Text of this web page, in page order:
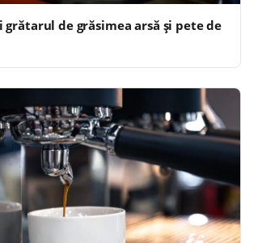
grătarul de grăsimea arsă și pete de